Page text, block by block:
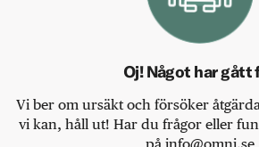
Oj! Något har gått
Vi ber om ursäkt och försöker
vi kan, håll ut! Har du frågor eller